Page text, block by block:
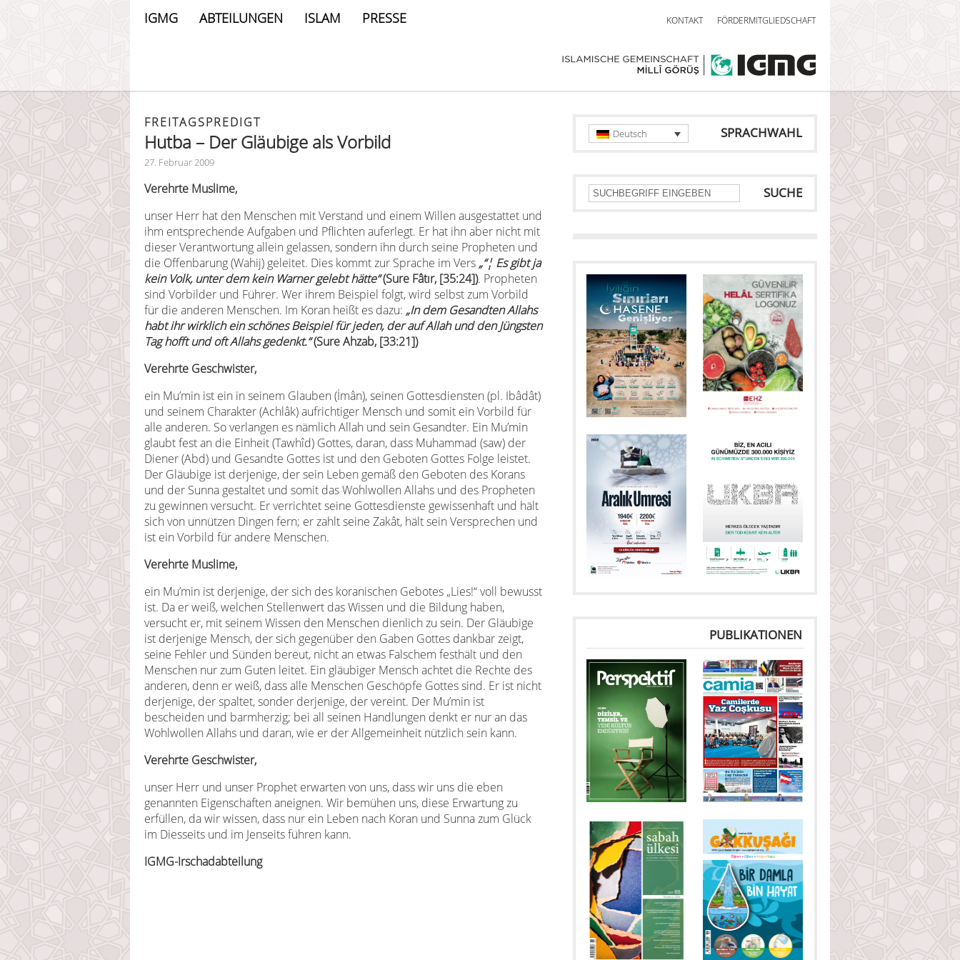
IGMG ABTEILUNGEN ISLAM PRESSE KONTAKT FÖRDERMITGLIEDSCHAFT
FREITAGSPREDIGT
Hutba – Der Gläubige als Vorbild
27. Februar 2009
Verehrte Muslime,
unser Herr hat den Menschen mit Verstand und einem Willen ausgestattet und
ihm entsprechende Aufgaben und Pflichten auferlegt. Er hat ihn aber nicht mit
dieser Verantwortung allein gelassen, sondern ihn durch seine Propheten und
die Offenbarung (Wahij) geleitet. Dies kommt zur Sprache im Vers „“¦ Es gibt ja
kein Volk, unter dem kein Warner gelebt hätte“(Sure Fâtır, [35:24]). Propheten
sind Vorbilder und Führer. Wer ihrem Beispiel folgt, wird selbst zum Vorbild
für die anderen Menschen. Im Koran heißt es dazu: „In dem Gesandten Allahs
habt ihr wirklich ein schönes Beispiel für jeden, der auf Allah und den Jüngsten
Tag hofft und oft Allahs gedenkt.“(Sure Ahzab, [33:21])
Verehrte Geschwister,
ein Mu’min ist ein in seinem Glauben (İmân), seinen Gottesdiensten (pl. Ibâdât)
und seinem Charakter (Achlâk) aufrichtiger Mensch und somit ein Vorbild für
alle anderen. So verlangen es nämlich Allah und sein Gesandter. Ein Mu’min
glaubt fest an die Einheit (Tawhîd) Gottes, daran, dass Muhammad (saw) der
Diener (Abd) und Gesandte Gottes ist und den Geboten Gottes Folge leistet.
Der Gläubige ist derjenige, der sein Leben gemäß den Geboten des Korans
und der Sunna gestaltet und somit das Wohlwollen Allahs und des Propheten
zu gewinnen versucht. Er verrichtet seine Gottesdienste gewissenhaft und hält
sich von unnützen Dingen fern; er zahlt seine Zakât, hält sein Versprechen und
ist ein Vorbild für andere Menschen.
Verehrte Muslime,
ein Mu’min ist derjenige, der sich des koranischen Gebotes „Lies!“ voll bewusst
ist. Da er weiß, welchen Stellenwert das Wissen und die Bildung haben,
versucht er, mit seinem Wissen den Menschen dienlich zu sein. Der Gläubige
ist derjenige Mensch, der sich gegenüber den Gaben Gottes dankbar zeigt,
seine Fehler und Sünden bereut, nicht an etwas Falschem festhält und den
Menschen nur zum Guten leitet. Ein gläubiger Mensch achtet die Rechte des
anderen, denn er weiß, dass alle Menschen Geschöpfe Gottes sind. Er ist nicht
derjenige, der spaltet, sonder derjenige, der vereint. Der Mu’min ist
bescheiden und barmherzig; bei all seinen Handlungen denkt er nur an das
Wohlwollen Allahs und daran, wie er der Allgemeinheit nützlich sein kann.
Verehrte Geschwister,
unser Herr und unser Prophet erwarten von uns, dass wir uns die eben
genannten Eigenschaften aneignen. Wir bemühen uns, diese Erwartung zu
erfüllen, da wir wissen, dass nur ein Leben nach Koran und Sunna zum Glück
im Diesseits und im Jenseits führen kann.
IGMG-Irschadabteilung
SPRACHWAHL
Deutsch
SUCHE
PUBLIKATIONEN